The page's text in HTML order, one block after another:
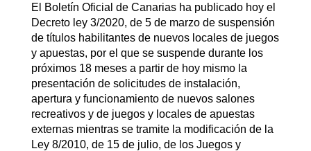
El Boletín Oficial de Canarias ha publicado hoy el
Decreto ley 3/2020, de 5 de marzo de suspensión
de títulos habilitantes de nuevos locales de juegos
y apuestas, por el que se suspende durante los
próximos 18 meses a partir de hoy mismo la
presentación de solicitudes de instalación,
apertura y funcionamiento de nuevos salones
recreativos y de juegos y locales de apuestas
externas mientras se tramite la modificación de la
Ley 8/2010, de 15 de julio, de los Juegos y